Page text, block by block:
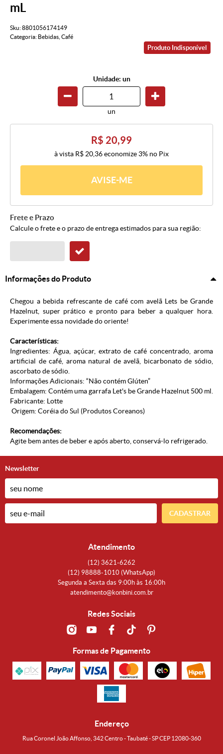
mL
Sku:8801056174149
Categoria: Bebidas Café
Produto Indisponível
Unidade: un
un
R$ 20,99
à vista R$ 20,36economize 3% no Pix
AVISE-ME
Frete e Prazo
Calcule o frete e o prazo de entrega estimados para sua região:
Informações do Produto
Chegou a bebida refrescante de café com avelã Lets be Grande
Hazelnut, super prático e pronto para beber a qualquer hora.
Experimente essa novidade do oriente!
Características:
Ingredientes: Água, açúcar, extrato de café concentrado, aroma
artificial de café, aroma natural de avelã, bicarbonato de sódio,
ascorbato de sódio.
Informações Adicionais: “Não contém Glúten”
Embalagem: Contém uma garrafa Let's be Grande Hazelnut 500 ml.
Fabricante: Lotte
Origem: Coréia do Sul (Produtos Coreanos)
Recomendações:
Agite bem antes de beber e após aberto, conservá-lo refrigerado.
Newsletter
CADASTRAR
Atendimento
(12) 3621-6262
(12) 98888-1010 (WhatsApp)
Segunda a Sexta das 9:00h às 16:00h
atendimento@konbini.com.br
Redes Sociais
Formas de Pagamento
Endereço
Rua Coronel João Affonso, 342 Centro - Taubaté - SP CEP 12080-360